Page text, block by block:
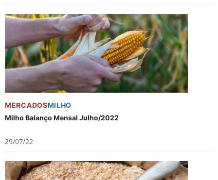
MERCADOSMILHO
Milho Balanço Mensal Julho/2022
29/07/22